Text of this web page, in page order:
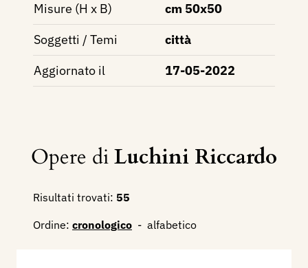
Misure (H x B)
cm 50x50
Soggetti / Temi
città
Aggiornato il
17-05-2022
Opere diLuchini Riccardo
Risultati trovati: 55
Ordine: cronologico - alfabetico